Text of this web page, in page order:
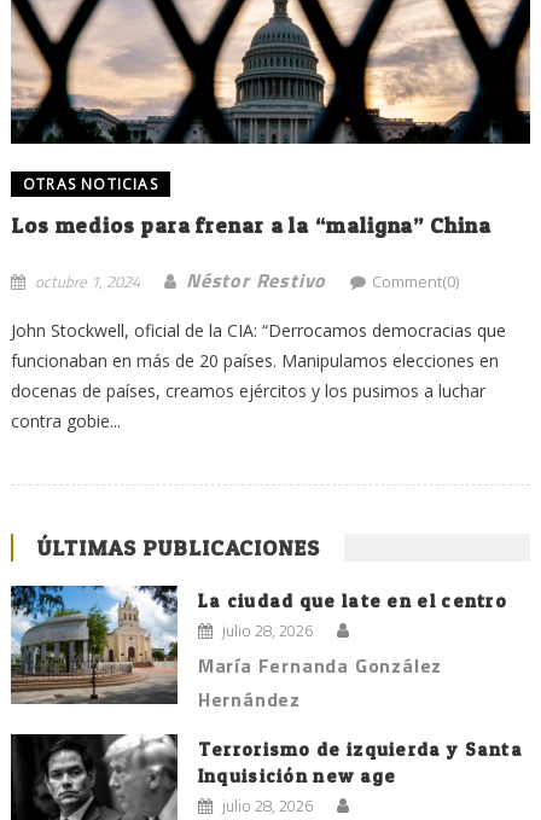
OTRAS NOTICIAS
Los medios para frenar a la “maligna” China
octubre 1, 2024 Néstor Restivo Comment(0)
John Stockwell, oficial de la CIA: “Derrocamos democracias que
funcionaban en más de 20 países. Manipulamos elecciones en
docenas de países, creamos ejércitos y los pusimos a luchar
contra gobie...
ÚLTIMAS PUBLICACIONES
La ciudad que late en el centro
julio 28, 2026
María Fernanda González
Hernández
Terrorismo de izquierda y Santa
Inquisición new age
julio 28, 2026